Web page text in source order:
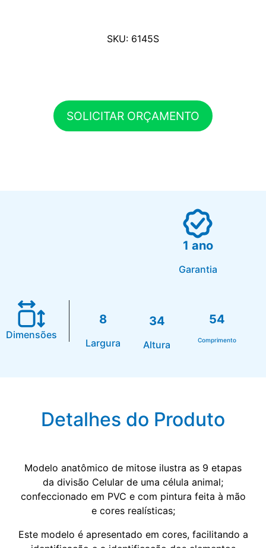
SKU: 6145S
SOLICITAR ORÇAMENTO
1 ano
Garantia
Dimensões
8
Largura
34
Altura
54
Comprimento
Detalhes do Produto
Modelo anatômico de mitose ilustra as 9 etapas
da divisão Celular de uma célula animal;
confeccionado em PVC e com pintura feita à mão
e cores realísticas;
Este modelo é apresentado em cores, facilitando a